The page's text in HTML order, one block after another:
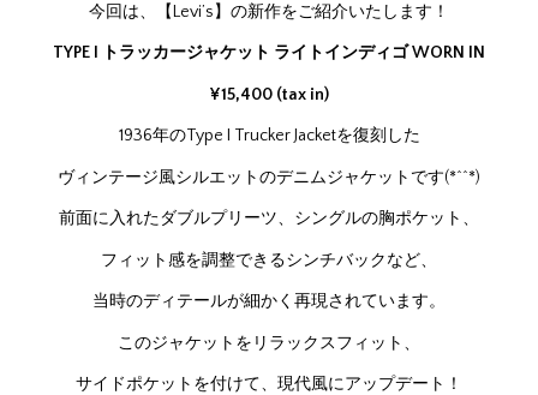
今回は、【Levi’s】の新作をご紹介いたします！
TYPE I トラッカージャケット ライトインディゴ WORN IN
¥15,400 (tax in)
1936年のType I Trucker Jacketを復刻した
ヴィンテージ風シルエットのデニムジャケットです(*^^*)
前面に入れたダブルプリーツ、シングルの胸ポケット、
フィット感を調整できるシンチバックなど、
当時のディテールが細かく再現されています。
このジャケットをリラックスフィット、
サイドポケットを付けて、現代風にアップデート！